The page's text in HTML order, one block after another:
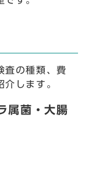
査の種類、費
します。
属菌・大腸